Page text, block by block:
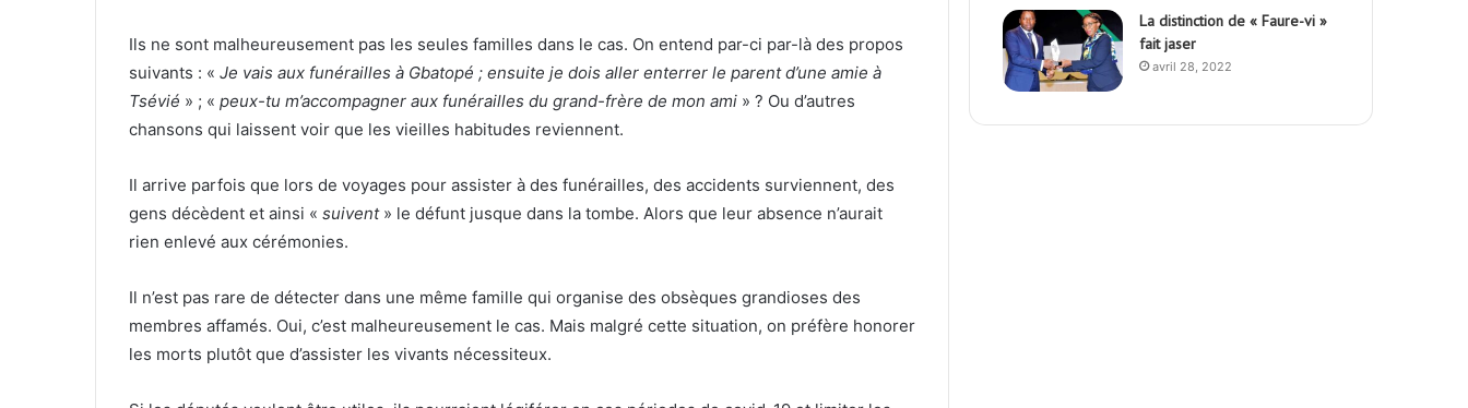
Ils ne sont malheureusement pas les seules familles dans le cas. On entend par-ci par-là des propos
suivants : « Je vais aux funérailles à Gbatopé ; ensuite je dois aller enterrer le parent d’une amie à
Tsévié » ; « peux-tu m’accompagner aux funérailles du grand-frère de mon ami » ? Ou d’autres
chansons qui laissent voir que les vieilles habitudes reviennent.
Il arrive parfois que lors de voyages pour assister à des funérailles, des accidents surviennent, des
gens décèdent et ainsi « suivent» le défunt jusque dans la tombe. Alors que leur absence n’aurait
rien enlevé aux cérémonies.
Il n’est pas rare de détecter dans une même famille qui organise des obsèques grandioses des
membres affamés. Oui, c’est malheureusement le cas. Mais malgré cette situation, on préfère honorer
les morts plutôt que d’assister les vivants nécessiteux.
La distinction de « Faure-vi »
fait jaser
avril 28, 2022